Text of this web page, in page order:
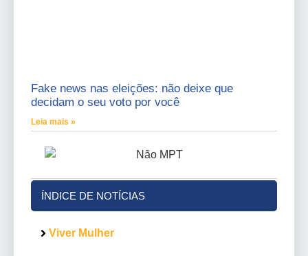
Fake news nas eleições: não deixe que
decidam o seu voto por você
Leia mais »
ÍNDICE DE NOTÍCIAS
Viver Mulher